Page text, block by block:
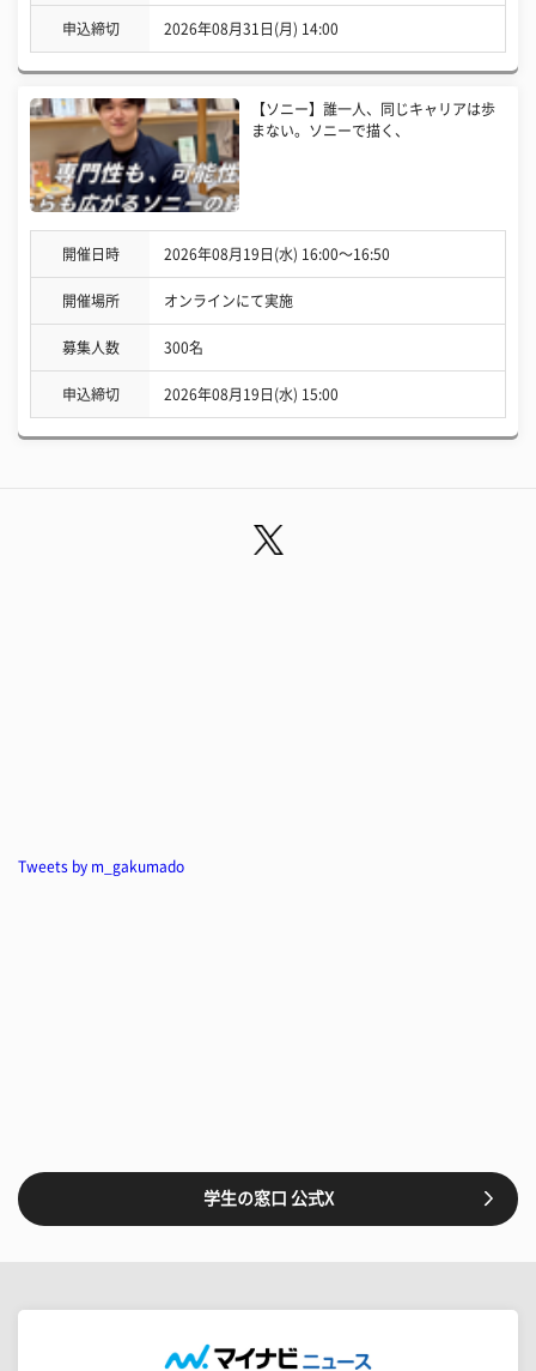
申込締切 2026年08月31日(月) 14:00
【ソニー】誰一人、同じキャリアは歩
まない。ソニーで描く、
開催日時 2026年08月19日(水) 16:00〜16:50
開催場所 オンラインにて実施
募集人数 300名
申込締切 2026年08月19日(水) 15:00
Tweets by m_gakumado
学生の窓口 公式X